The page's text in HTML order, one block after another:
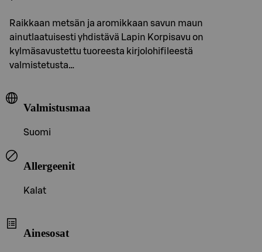
Raikkaan metsän ja aromikkaan savun maun
ainutlaatuisesti yhdistävä Lapin Korpisavu on
kylmäsavustettu tuoreesta kirjolohifileestä
valmistetusta…
Valmistusmaa
Suomi
Allergeenit
Kalat
Ainesosat